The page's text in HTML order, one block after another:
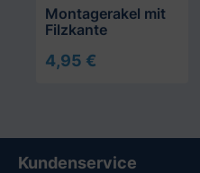
Montagerakel mit
Filzkante
4,95 €
Kundenservice